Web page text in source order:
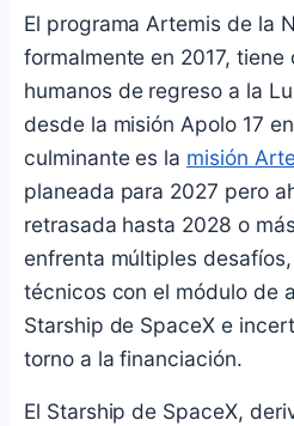
El programa Artemis de la
formalmente en 2017,
humanos de regreso a la
desde la misión Apolo 17
culminante es la misión
planeada para 2027 pero
retrasada hasta 2028 o
enfrenta múltiples
técnicos con el módulo de
Starship de SpaceX e
torno a la financiación.
El Starship de SpaceX,